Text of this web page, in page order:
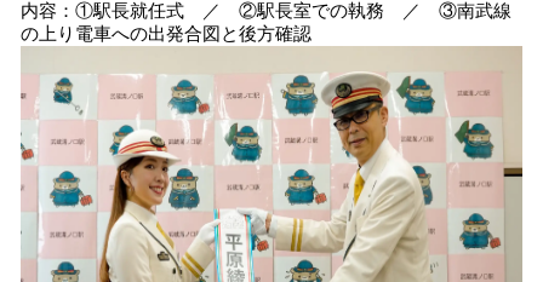
内容：①駅長就任式 ／ ②駅長室での執務 ／ ③南武線
の上り電車への出発合図と後方確認